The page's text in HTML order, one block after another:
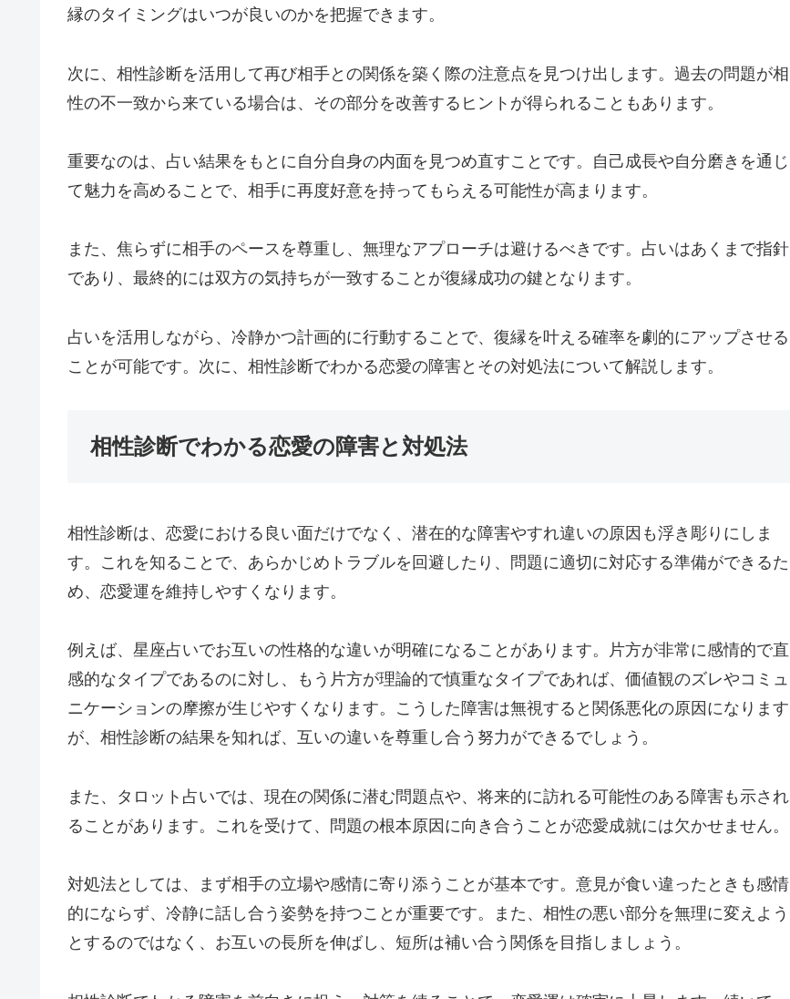
縁のタイミングはいつが良いのかを把握できます。
次に、相性診断を活用して再び相手との関係を築く際の注意点を見つけ出します。過去の問題が相
性の不一致から来ている場合は、その部分を改善するヒントが得られることもあります。
重要なのは、占い結果をもとに自分自身の内面を見つめ直すことです。自己成長や自分磨きを通じ
て魅力を高めることで、相手に再度好意を持ってもらえる可能性が高まります。
また、焦らずに相手のペースを尊重し、無理なアプローチは避けるべきです。占いはあくまで指針
であり、最終的には双方の気持ちが一致することが復縁成功の鍵となります。
占いを活用しながら、冷静かつ計画的に行動することで、復縁を叶える確率を劇的にアップさせる
ことが可能です。次に、相性診断でわかる恋愛の障害とその対処法について解説します。
相性診断でわかる恋愛の障害と対処法
相性診断は、恋愛における良い面だけでなく、潜在的な障害やすれ違いの原因も浮き彫りにしま
す。これを知ることで、あらかじめトラブルを回避したり、問題に適切に対応する準備ができるた
め、恋愛運を維持しやすくなります。
例えば、星座占いでお互いの性格的な違いが明確になることがあります。片方が非常に感情的で直
感的なタイプであるのに対し、もう片方が理論的で慎重なタイプであれば、価値観のズレやコミュ
ニケーションの摩擦が生じやすくなります。こうした障害は無視すると関係悪化の原因になります
が、相性診断の結果を知れば、互いの違いを尊重し合う努力ができるでしょう。
また、タロット占いでは、現在の関係に潜む問題点や、将来的に訪れる可能性のある障害も示され
ることがあります。これを受けて、問題の根本原因に向き合うことが恋愛成就には欠かせません。
対処法としては、まず相手の立場や感情に寄り添うことが基本です。意見が食い違ったときも感情
的にならず、冷静に話し合う姿勢を持つことが重要です。また、相性の悪い部分を無理に変えよう
とするのではなく、お互いの長所を伸ばし、短所は補い合う関係を目指しましょう。